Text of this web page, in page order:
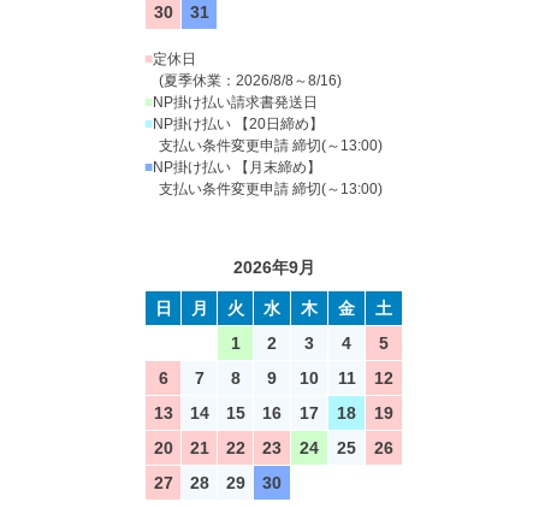
30
31
■定休日
(夏季休業：2026/8/8～8/16)
■NP掛け払い請求書発送日
■NP掛け払い 【20日締め】
支払い条件変更申請 締切(～13:00)
■NP掛け払い 【月末締め】
支払い条件変更申請 締切(～13:00)
2026年9月
日 月 火 水 木 金
土
1
2 3 4
5
6
7 8 9 10 11
12
13
14 15 16 17 18
19
20
21 22 23 24 25
26
27
28 29 30